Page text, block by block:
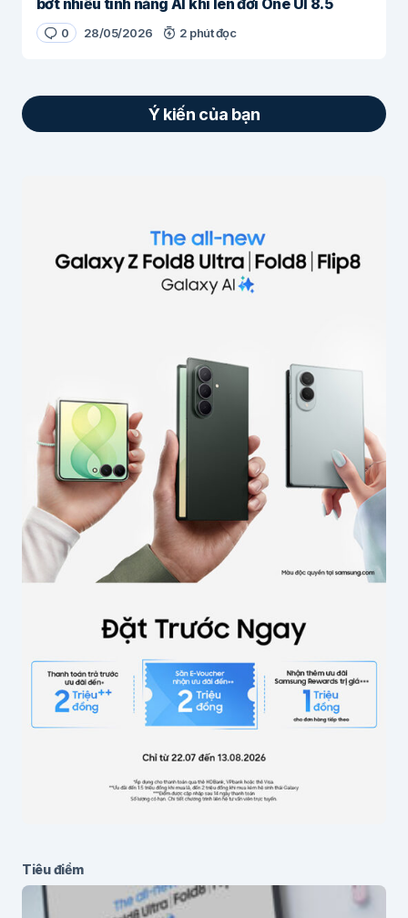
bớt nhiều tính năng AI khi lên đời One UI 8.5
0 28/05/2026 2 phút đọc
Ý kiến của bạn
Các trường bắt buộc được đánh dấu
Nội dung*
Tên của bạn*
Email
Lưu thông tin cho lần bình luận sau
Gửi bình luận
Tiêu điểm